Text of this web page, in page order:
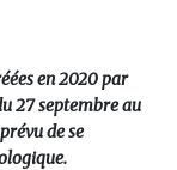
en 2020 par
27 septembre au
de se